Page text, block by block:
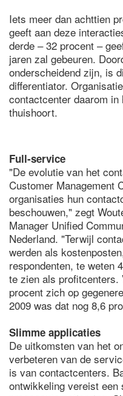
Iets meer dan achttien
geeft aan deze
derde – 32 procent –
jaren zal gebeuren.
onderscheidend zijn, is
differentiator.
contactcenter daarom
thuishoort.
Full-service
"De evolutie van het
Customer Management
organisaties hun
beschouwen," zegt
Manager Unified
Nederland. "Terwijl
werden als
respondenten, te weten
te zien als profitcenters.
procent zich op
2009 was dat nog 8,6
Slimme applicaties
De uitkomsten van het
verbeteren van de
is van contactcenters.
ontwikkeling vereist een